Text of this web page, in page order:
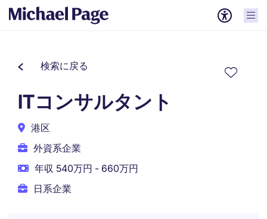
検索に戻る
ITコンサルタント
港区
外資系企業
年収 540万円 - 660万円
日系企業